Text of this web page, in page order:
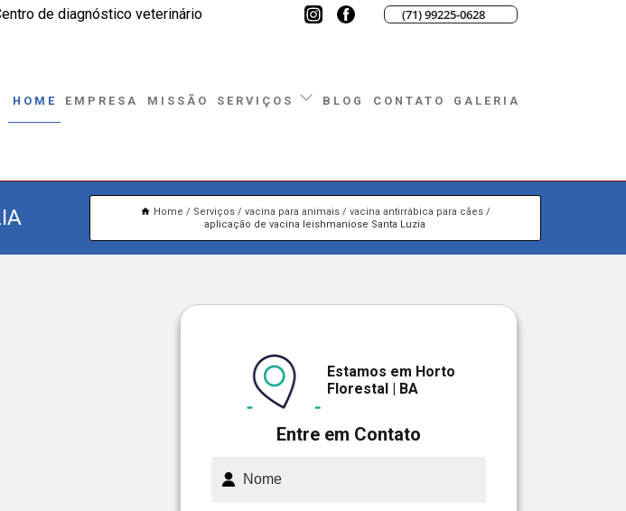
de diagnóstico veterinário (71) 99225-0628
HOME EMPRESA MISSÃO SERVIÇOS BLOG CONTATO GALERIA
Home Serviços vacina para animais
vacina antirrábica para cães
aplicação de vacina leishmaniose Santa Luzia
Entre em Contato
Estamos em Horto
Florestal | BA